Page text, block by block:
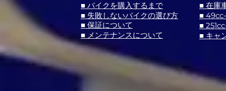
■ バイクを購入するまで
■ 失敗しないバイクの選び方
■ 保証について
■ メンテナンスについて
■ 在庫
■
■
■ キャ